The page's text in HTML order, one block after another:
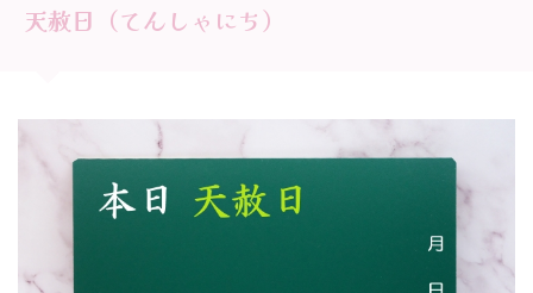
天赦日（てんしゃにち）